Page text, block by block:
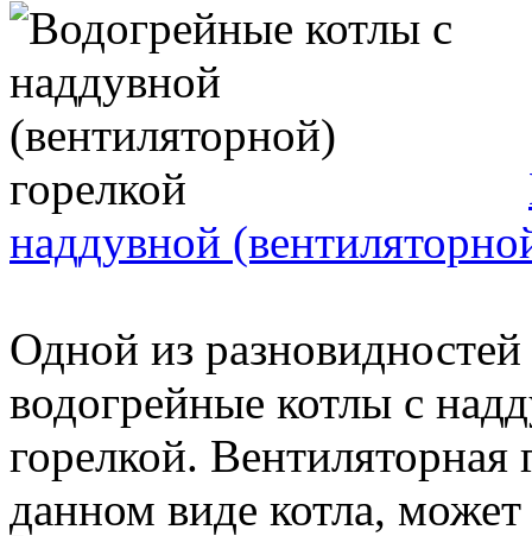
наддувной
Одной из
водогрейные котлы с
горелкой. Вентиляторная
данном виде котла,